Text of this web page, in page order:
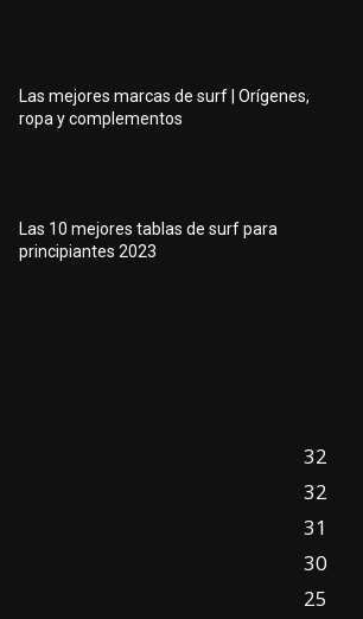
Las mejores marcas de surf | Orígenes,
ropa y complementos
Las 10 mejores tablas de surf para
principiantes 2023
32
32
31
30
25